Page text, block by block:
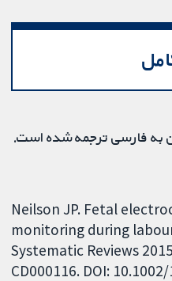
به فارسی ترجمه شده است.
Neilson JP. Fetal
monitoring during
Systematic Reviews
CD000116. DOI: